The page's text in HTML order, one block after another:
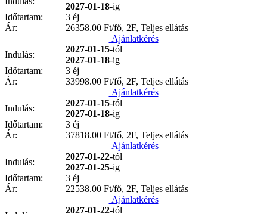
2027-01-18-ig
Időtartam:
3 éj
Ár:
26358.00 Ft/fő, 2F, Teljes ellátás
Ajánlatkérés
Indulás:
2027-01-15-tól
2027-01-18-ig
Időtartam:
3 éj
Ár:
33998.00 Ft/fő, 2F, Teljes ellátás
Ajánlatkérés
Indulás:
2027-01-15-tól
2027-01-18-ig
Időtartam:
3 éj
Ár:
37818.00 Ft/fő, 2F, Teljes ellátás
Ajánlatkérés
Indulás:
2027-01-22-tól
2027-01-25-ig
Időtartam:
3 éj
Ár:
22538.00 Ft/fő, 2F, Teljes ellátás
Ajánlatkérés
2027-01-22-tól